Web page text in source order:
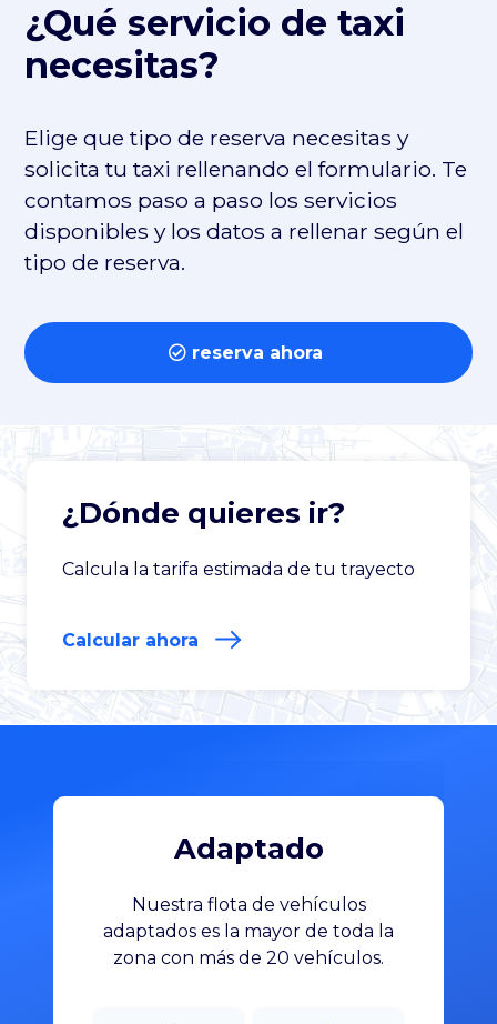
¿Qué servicio de taxi
necesitas?
Elige que tipo de reserva necesitas y
solicita tu taxi rellenando el formulario. Te
contamos paso a paso los servicios
disponibles y los datos a rellenar según el
tipo de reserva.
reserva ahora
¿Dónde quieres ir?
Calcula la tarifa estimada de tu trayecto
Calcular ahora
Adaptado
Nuestra flota de vehículos
adaptados es la mayor de toda la
zona con más de 20 vehículos.